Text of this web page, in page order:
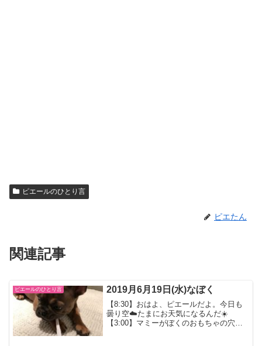
ピエールのひとり言
ピエたん
関連記事
ピエールのひとり言 2019月6月19日(水)なぼく
【8:30】おはよ、ピエールだよ。今日も
曇り空☁️たまにお天気になるんだ☀️
【3:00】マミーがぼくのおもちゃの穴を